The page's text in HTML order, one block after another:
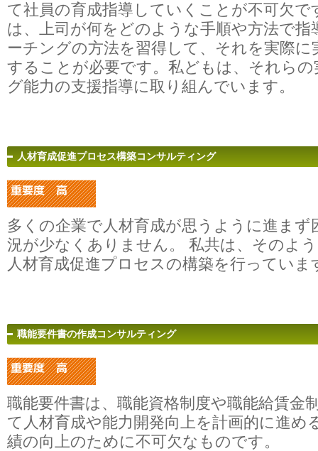
て社員の育成指導していくことが不可欠で
は、上司が何をどのような手順や方法で
ーチングの方法を習得して、それを実際
することが必要です。私どもは、それら
グ能力の支援指導に取り組んでいます。
人材育成促進プロセス構築コンサルティング
多くの企業で人材育成が思うように進ま
況が少なくありません。 私共は、そのよ
人材育成促進プロセスの構築を行っていま
職能要件書の作成コンサルティング
職能要件書は、職能資格制度や職能給賃金
て人材育成や能力開発向上を計画的に進め
績の向上のために不可欠なものです。